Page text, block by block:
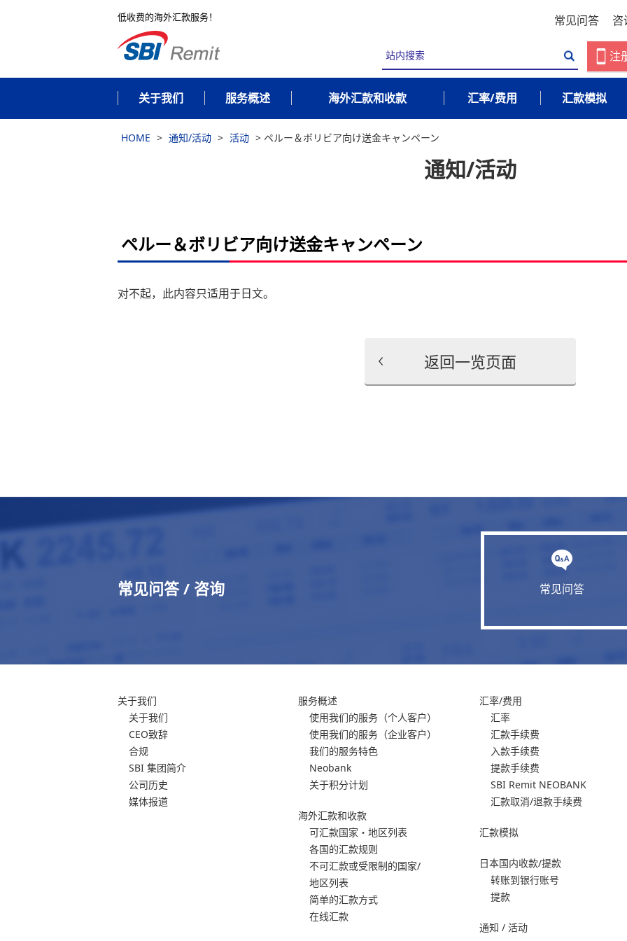
低收费的海外汇款服务！ 常见问答 咨
注
关于我们 服务概述 海外汇款和收款 汇率/费用 汇款模拟
HOME > 通知/活动 > 活动 > ペルー＆ボリビア向け送金キャンペーン
通知/活动
ペルー＆ボリビア向け送金キャンペーン
对不起，此内容只适用于日文。
返回一览页面
常见问答 / 咨询 常见问答
关于我们
关于我们
CEO致辞
合规
SBI 集团简介
公司历史
媒体报道
服务概述
使用我们的服务 （个人客户）
使用我们的服务 （企业客户）
我们的服务特色
Neobank
关于积分计划
海外汇款和收款
可汇款国家・地区列表
各国的汇款规则
不可汇款或受限制的国家/
地区列表
简单的汇款方式
在线汇款
汇率/费用
汇率
汇款手续费
入款手续费
提款手续费
SBI Remit NEOBANK
汇款取消/退款手续费
汇款模拟
日本国内收款/提款
转账到银行账号
提款
通知 / 活动